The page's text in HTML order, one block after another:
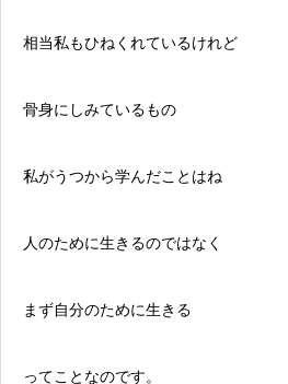
相当私もひねくれているけれど
骨身にしみているもの
私がうつから学んだことはね
人のために生きるのではなく
まず自分のために生きる
ってことなのです。